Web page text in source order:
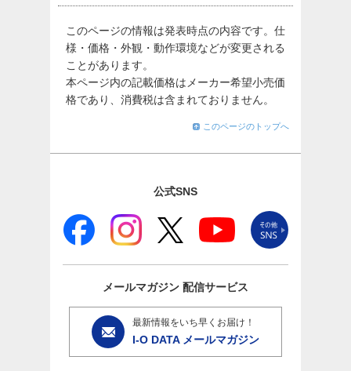
このページの情報は発表時点の内容です。仕
様・価格・外観・動作環境などが変更される
ことがあります。
本ページ内の記載価格はメーカー希望小売価
格であり、消費税は含まれておりません。
このページのトップへ
公式SNS
メールマガジン 配信サービス
最新情報をいち早くお届け！
I-O DATA メールマガジン